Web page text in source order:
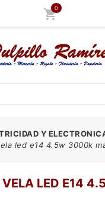
0
Y
led e14 4.5w 3000k
VELA LED E14